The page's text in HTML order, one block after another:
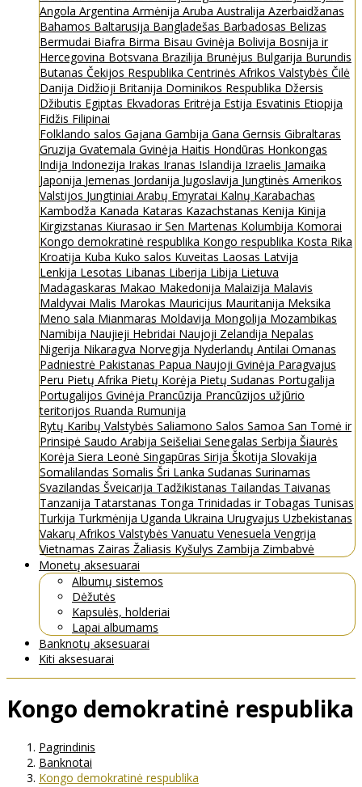
Angola Argentina Armėnija Aruba Australija Azerbaidžanas
Bahamos Baltarusija Bangladešas Barbadosas Belizas
Bermudai Biafra Birma Bisau Gvinėja Bolivija Bosnija ir
Hercegovina Botsvana Brazilija Brunėjus Bulgarija Burundis
Butanas Čekijos Respublika Centrinės Afrikos Valstybės Čilė
Danija Didžioji Britanija Dominikos Respublika Džersis
Džibutis Egiptas Ekvadoras Eritrėja Estija Esvatinis Etiopija
Fidžis Filipinai
Folklando salos Gajana Gambija Gana Gernsis Gibraltaras
Gruzija Gvatemala Gvinėja Haitis Hondūras Honkongas
Indija Indonezija Irakas Iranas Islandija Izraelis Jamaika
Japonija Jemenas Jordanija Jugoslavija Jungtinės Amerikos
Valstijos Jungtiniai Arabų Emyratai Kalnų Karabachas
Kambodža Kanada Kataras Kazachstanas Kenija Kinija
Kirgizstanas Kiurasao ir Sen Martenas Kolumbija Komorai
Kongo demokratinė respublika Kongo respublika Kosta Rika
Kroatija Kuba Kuko salos Kuveitas Laosas Latvija
Lenkija Lesotas Libanas Liberija Libija Lietuva
Madagaskaras Makao Makedonija Malaizija Malavis
Maldyvai Malis Marokas Mauricijus Mauritanija Meksika
Meno sala Mianmaras Moldavija Mongolija Mozambikas
Namibija Naujieji Hebridai Naujoji Zelandija Nepalas
Nigerija Nikaragva Norvegija Nyderlandų Antilai Omanas
Padniestrė Pakistanas Papua Naujoji Gvinėja Paragvajus
Peru Pietų Afrika Pietų Korėja Pietų Sudanas Portugalija
Portugalijos Gvinėja Prancūzija Prancūzijos užjūrio
teritorijos Ruanda Rumunija
Rytų Karibų Valstybės Saliamono Salos Samoa San Tomė ir
Prinsipė Saudo Arabija Seišeliai Senegalas Serbija Šiaurės
Korėja Siera Leonė Singapūras Sirija Škotija Slovakija
Somalilandas Somalis Šri Lanka Sudanas Surinamas
Svazilandas Šveicarija Tadžikistanas Tailandas Taivanas
Tanzanija Tatarstanas Tonga Trinidadas ir Tobagas Tunisas
Turkija Turkmėnija Uganda Ukraina Urugvajus Uzbekistanas
Vakarų Afrikos Valstybės Vanuatu Venesuela Vengrija
Vietnamas Zairas Žaliasis Kyšulys Zambija Zimbabvė
Monetų aksesuarai
Albumų sistemos
Dėžutės
Kapsulės, holderiai
Lapai albumams
Banknotų aksesuarai
Kiti aksesuarai
Kongo demokratinė respublika
Pagrindinis
Banknotai
Kongo demokratinė respublika